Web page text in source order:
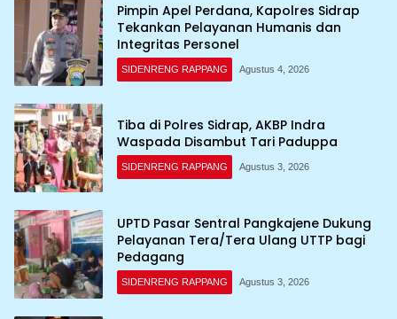
Pimpin Apel Perdana, Kapolres Sidrap
Tekankan Pelayanan Humanis dan
Integritas Personel
SIDENRENG RAPPANG Agustus 4, 2026
Tiba di Polres Sidrap, AKBP Indra
Waspada Disambut Tari Paduppa
SIDENRENG RAPPANG Agustus 3, 2026
UPTD Pasar Sentral Pangkajene Dukung
Pelayanan Tera/Tera Ulang UTTP bagi
Pedagang
SIDENRENG RAPPANG Agustus 3, 2026